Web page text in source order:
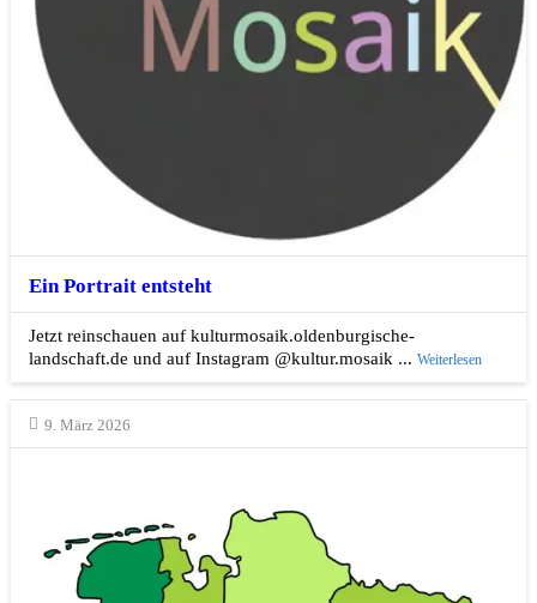
Ein Portrait entsteht
Jetzt reinschauen auf kulturmosaik.oldenburgische-
landschaft.de und auf Instagram @kultur.mosaik ... Weiterlesen
9. März 2026